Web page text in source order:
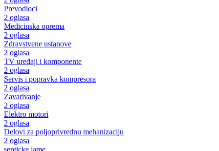
Prevodioci
2 oglasa
Medicinska oprema
2 oglasa
Zdravstvene ustanove
2 oglasa
TV uređaji i komponente
2 oglasa
Servis i popravka kompresora
2 oglasa
Zavarivanje
2 oglasa
Elektro motori
2 oglasa
Delovi za poljoprivrednu mehanizaciju
2 oglasa
septicke jame